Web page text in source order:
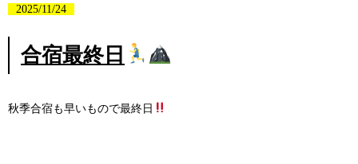
2025/11/24
合宿最終日
秋季合宿も早いもので最終日